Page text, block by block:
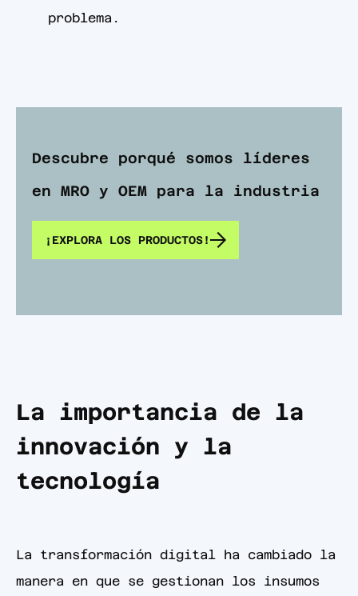
problema.
Descubre porqué somos líderes
en MRO y OEM para la industria
¡EXPLORA LOS PRODUCTOS!
La importancia de la
innovación y la
tecnología
La transformación digital ha cambiado la
manera en que se gestionan los insumos